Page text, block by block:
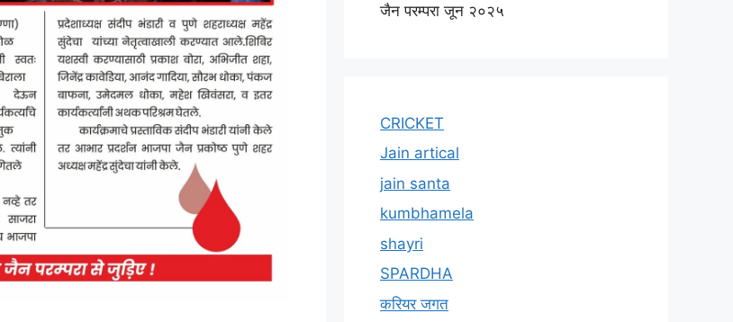
जैन परम्परा जून २०२५
CRICKET
Jain artical
jain santa
kumbhamela
shayri
SPARDHA
करियर जगत